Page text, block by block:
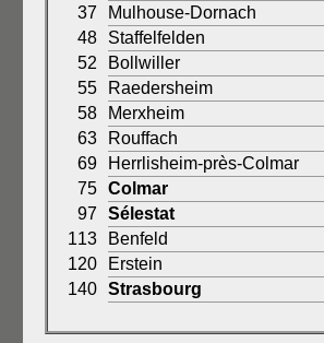
37
Mulhouse-Dornach
48
Staffelfelden
52
Bollwiller
55
Raedersheim
58
Merxheim
63
Rouffach
69
Herrlisheim-près-Colmar
75 Colmar
97
Sélestat
113
Benfeld
120
Erstein
140 Strasbourg